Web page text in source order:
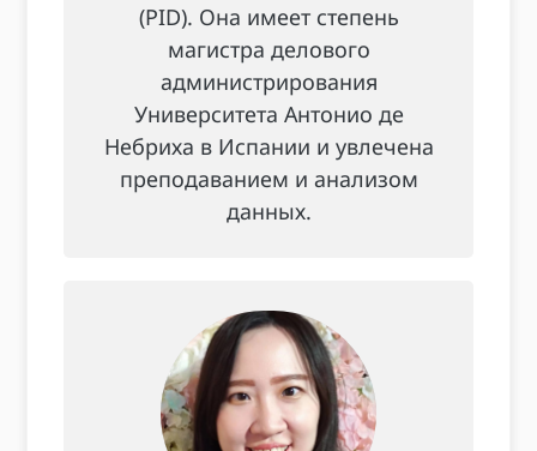
(PID). Она имеет степень
магистра делового
администрирования
Университета Антонио де
Небриха в Испании и увлечена
преподаванием и анализом
данных.